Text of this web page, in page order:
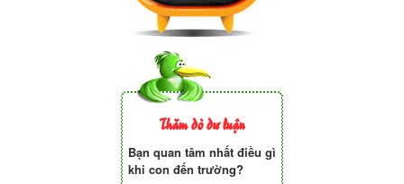
Thăm dò dư luận
Bạn quan tâm nhất điều gì
khi con đến trường?